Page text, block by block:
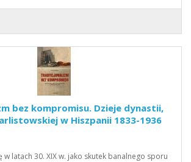
bez kompromisu. Dzieje dynastii,
w Hiszpanii 1833-1936
w latach 30. XIX w. jako skutek banalnego sporu